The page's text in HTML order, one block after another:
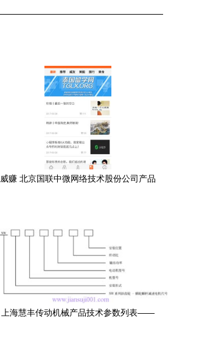
威赚 北京国联中微网络技术股份公司产品
上海慧丰传动机械产品技术参数列表——